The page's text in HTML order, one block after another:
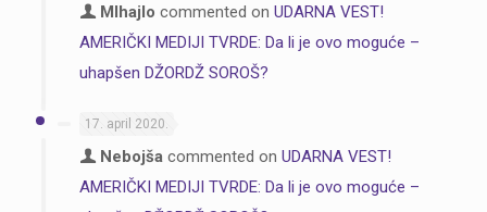
MIhajlo commented on UDARNA VEST!
AMERIČKI MEDIJI TVRDE: Da li je ovo moguće –
uhapšen DŽORDŽ SOROŠ?
17. april 2020.
Nebojša commented on UDARNA VEST!
AMERIČKI MEDIJI TVRDE: Da li je ovo moguće –